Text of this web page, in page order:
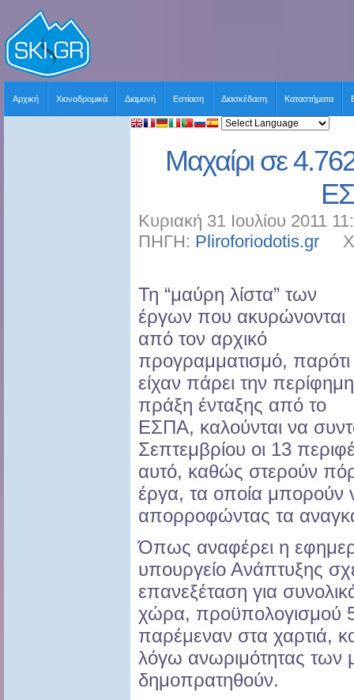
Αρχική Χιονοδρομικά Διαμονή Εστίαση Διασκέδαση Καταστήματα
Μαχαίρι σε
Κυριακή 31 Ιουλίου 2011
ΠΗΓΗ: Pliroforiodotis.gr
Τη “μαύρη λίστα” των
έργων που ακυρώνονται
από τον αρχικό
προγραμματισμό, παρότι
είχαν πάρει την περίφημη
πράξη ένταξης από το
ΕΣΠΑ, καλούνται να
Σεπτεμβρίου οι 13
αυτό, καθώς στερούν
έργα, τα οποία μπορούν
απορροφώντας τα
Όπως αναφέρει η
υπουργείο Ανάπτυξης
επανεξέταση για
χώρα, προϋπολογισμού
παρέμεναν στα χαρτιά,
λόγω ανωριμότητας των
δημοπρατηθούν.